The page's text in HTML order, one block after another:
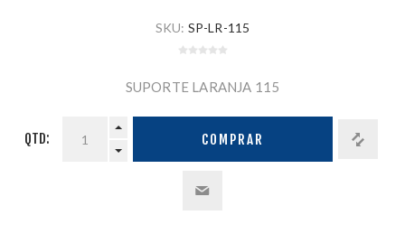
SKU: SP-LR-115
SUPORTE LARANJA 115
QTD: COMPRAR